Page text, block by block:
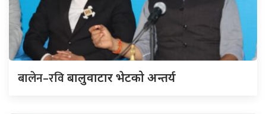
बालेन–रविबालुवाटार भेटको अन्तर्य